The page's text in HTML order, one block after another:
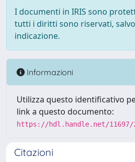
I documenti in IRIS sono
tutti i diritti sono riservati,
indicazione.
Informazioni
Utilizza questo identificativo
link a questo documento:
https://hdl.handle.net/11697/
Citazioni